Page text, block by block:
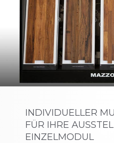
INDIVIDUELLER
FÜR IHRE
EINZELMODUL